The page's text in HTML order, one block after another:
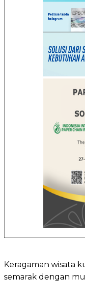
Keragaman wisata
semarak dengan